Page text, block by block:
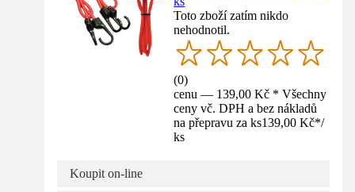
Toto zboží zatím nikdo
nehodnotil.
(0)
cenu — 139,00 Kč * Všechny
ceny vč. DPH a bez nákladů
na přepravu za ks139,00 Kč*/
ks
Koupit on-line